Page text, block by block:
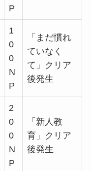
P
1
0
0
N
P
「まだ慣れ
ていなく
て」クリア
後発生
2
0
0
N
P
「新人教
育」クリア
後発生